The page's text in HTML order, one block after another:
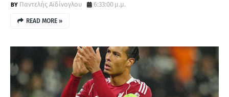
Παντελής Αϊδίνογλου
6:33:00 μ.μ.
READ MORE »